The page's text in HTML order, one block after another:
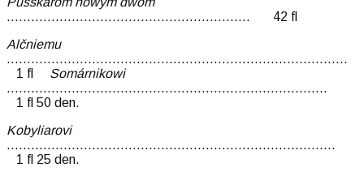
…………………………………………………… 42 fl
Alčniemu
1 fl Somárnikowi
1 fl 50 den.
Kobyliarovi
………………………………………………………………………
1 fl 25 den.